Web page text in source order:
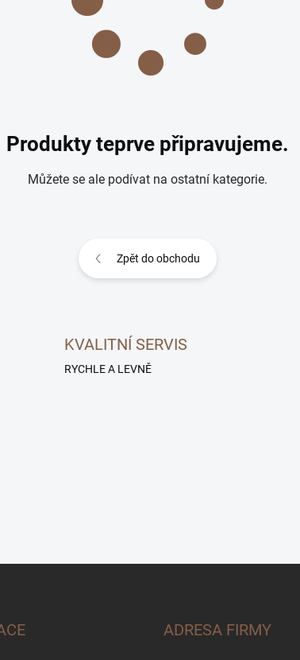
Produkty teprve připravujeme.
Můžete se ale podívat na ostatní kategorie.
Zpět do obchodu
KVALITNÍ SERVIS
RYCHLE A LEVNĚ
ADRESA FIRMY